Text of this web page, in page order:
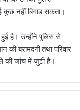
नहीं बिगाड़ सकता।
हुई है। उन्होंने पुलिस से
की बरामदगी तथा परिवार
की जांच में जुटी है।